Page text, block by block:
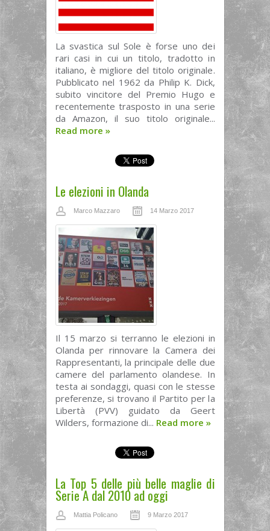
La svastica sul Sole è forse uno dei
rari casi in cui un titolo, tradotto in
italiano, è migliore del titolo originale.
Pubblicato nel 1962 da Philip K. Dick,
subito vincitore del Premio Hugo e
recentemente trasposto in una serie
da Amazon, il suo titolo originale...
Read more »
Le elezioni in Olanda
Marco Mazzaro 14 Marzo 2017
Il 15 marzo si terranno le elezioni in
Olanda per rinnovare la Camera dei
Rappresentanti, la principale delle due
camere del parlamento olandese. In
testa ai sondaggi, quasi con le stesse
preferenze, si trovano il Partito per la
Libertà (PVV) guidato da Geert
Wilders, formazione di... Read more »
La Top 5 delle più belle maglie di
Serie A dal 2010 ad oggi
Mattia Policano 9 Marzo 2017